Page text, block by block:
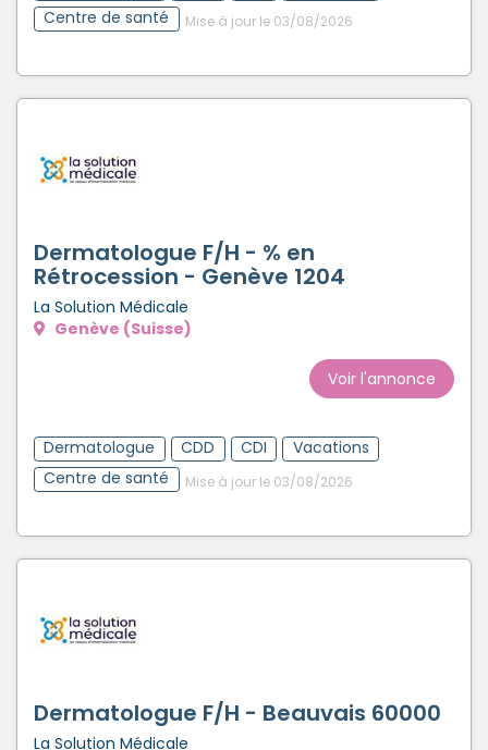
Centre de santé
Mise à jour le 03/08/2026
Dermatologue F/H - % en
Rétrocession - Genève 1204
La Solution Médicale
Genève (Suisse)
Voir l'annonce
Dermatologue CDD CDI
Vacations
Centre de santé
Mise à jour le 03/08/2026
Dermatologue F/H - Beauvais 60000
La Solution Médicale